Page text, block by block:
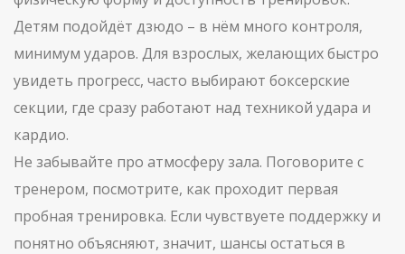
Детям подойдёт дзюдо – в нём много контроля,
минимум ударов. Для взрослых, желающих быстро
увидеть прогресс, часто выбирают боксерские
секции, где сразу работают над техникой удара и
кардио.
Не забывайте про атмосферу зала. Поговорите с
тренером, посмотрите, как проходит первая
пробная тренировка. Если чувствуете поддержку и
понятно объясняют, значит, шансы остаться в